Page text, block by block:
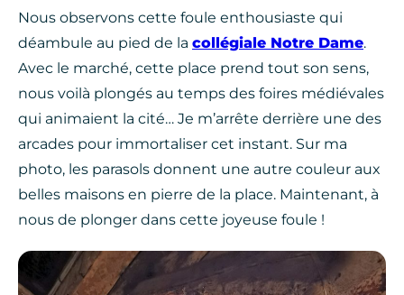
Nous observons cette foule enthousiaste qui
déambule au pied de la collégiale Notre Dame.
Avec le marché, cette place prend tout son sens,
nous voilà plongés au temps des foires médiévales
qui animaient la cité… Je m’arrête derrière une des
arcades pour immortaliser cet instant. Sur ma
photo, les parasols donnent une autre couleur aux
belles maisons en pierre de la place. Maintenant, à
nous de plonger dans cette joyeuse foule !